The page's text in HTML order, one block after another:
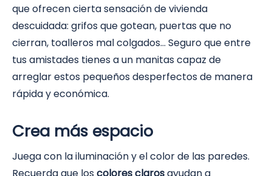
que ofrecen cierta sensación de vivienda
descuidada: grifos que gotean, puertas que no
cierran, toalleros mal colgados… Seguro que entre
tus amistades tienes a un manitas capaz de
arreglar estos pequeños desperfectos de manera
rápida y económica.
Crea más espacio
Juega con la iluminación y el color de las paredes.